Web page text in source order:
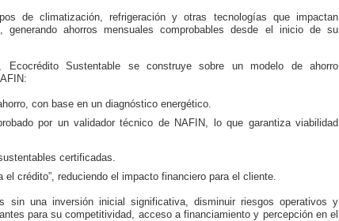
de climatización, refrigeración y otras tecnologías que impactan
ahorros mensuales comprobables desde el inicio de su
Sustentable se construye sobre un modelo de ahorro
con base en un diagnóstico energético.
por un validador técnico de NAFIN, lo que garantiza viabilidad
certificadas.
el crédito”, reduciendo el impacto financiero para el cliente.
sin una inversión inicial significativa, disminuir riesgos operativos y
para su competitividad, acceso a financiamiento y percepción en el